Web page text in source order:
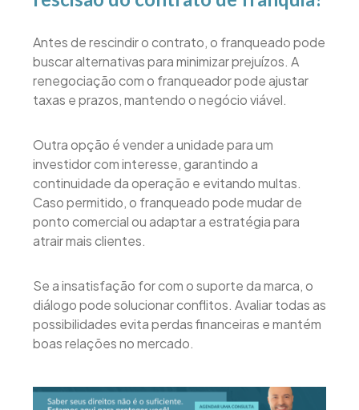
Antes de rescindir o contrato, o franqueado pode
buscar alternativas para minimizar prejuízos. A
renegociação com o franqueador pode ajustar
taxas e prazos, mantendo o negócio viável.
Outra opção é vender a unidade para um
investidor com interesse, garantindo a
continuidade da operação e evitando multas.
Caso permitido, o franqueado pode mudar de
ponto comercial ou adaptar a estratégia para
atrair mais clientes.
Se a insatisfação for com o suporte da marca, o
diálogo pode solucionar conflitos. Avaliar todas as
possibilidades evita perdas financeiras e mantém
boas relações no mercado.